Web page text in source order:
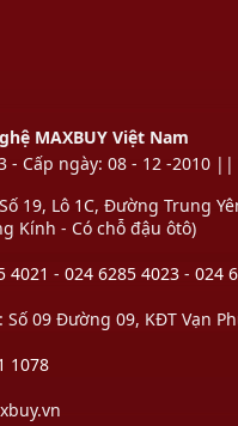
MAXBUY Việt Nam
- Cấp ngày: 08 - 12 -2010
19, Lô 1C, Đường Trung
Kính - Có chỗ đậu ôtô)
4021 - 024 6285 4023 - 024
Số 09 Đường 09, KĐT Vạn
1078